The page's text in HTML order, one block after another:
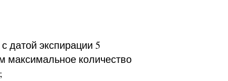
датой экспирации 5
максимальное количество